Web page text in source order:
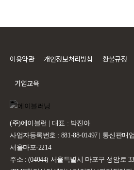
이용약관 개인정보처리방침 환불규정
기업교육
(주)에이블런 | 대표 : 박진아
사업자등록번호 : 881-88-01497 | 통신판매
서울마포-2214
주소 : (04044) 서울특별시 마포구 성암로